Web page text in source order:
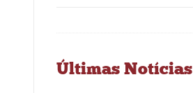
Últimas Notícias